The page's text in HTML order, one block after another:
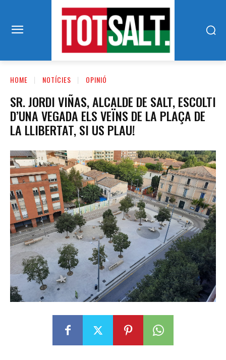
HOME NOTÍCIES OPINIÓ
SR. JORDI VIÑAS, ALCALDE DE SALT, ESCOLTI
D’UNA VEGADA ELS VEÏNS DE LA PLAÇA DE
LA LLIBERTAT, SI US PLAU!